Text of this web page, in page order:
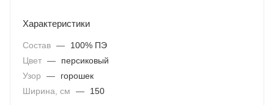
Характеристики
Состав —
100% ПЭ
Цвет —
персиковый
Узор
—
горошек
Ширина, см
— 150